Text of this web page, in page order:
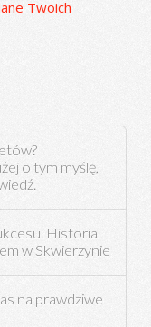
Twoich
o tym myślę,
Historia
w Skwierzynie
na prawdziwe